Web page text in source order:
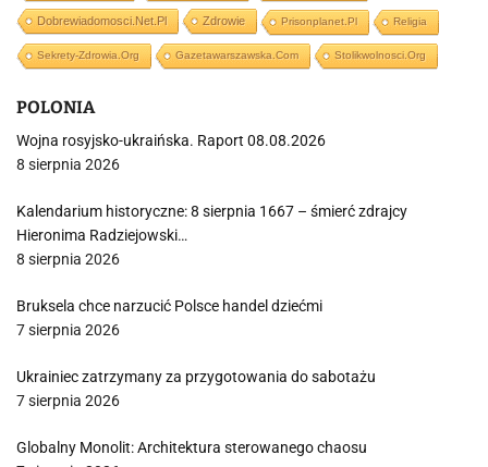
Dobrewiadomosci.net.pl Zdrowie Prisonplanet.pl Religia
Sekrety-Zdrowia.org Gazetawarszawska.com Stolikwolnosci.org
POLONIA
Wojna rosyjsko-ukraińska. Raport 08.08.2026
8 sierpnia 2026
Kalendarium historyczne: 8 sierpnia 1667 – śmierć zdrajcy
Hieronima Radziejowski…
8 sierpnia 2026
Bruksela chce narzucić Polsce handel dziećmi
7 sierpnia 2026
Ukrainiec zatrzymany za przygotowania do sabotażu
7 sierpnia 2026
Globalny Monolit: Architektura sterowanego chaosu